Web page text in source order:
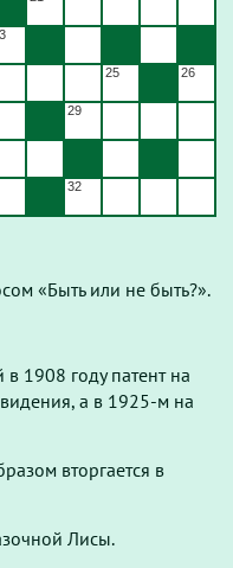
заполняется при
25 26
29
32
«Быть или не быть?».
1908 году патент на
а в 1925-м на
вторгается в
Лисы.